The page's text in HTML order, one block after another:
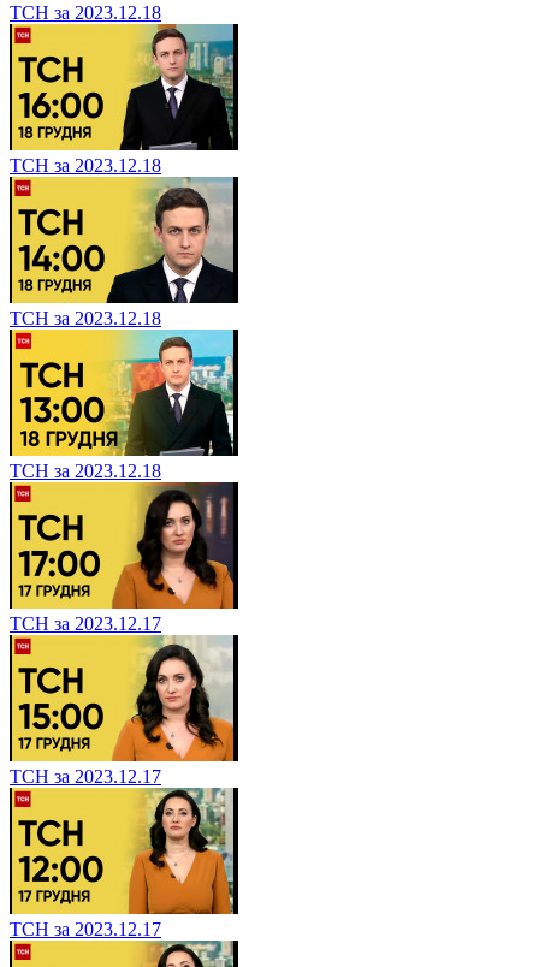
ТСН за 2023.12.18
ТСН за 2023.12.18
ТСН за 2023.12.18
ТСН за 2023.12.18
ТСН за 2023.12.17
ТСН за 2023.12.17
ТСН за 2023.12.17